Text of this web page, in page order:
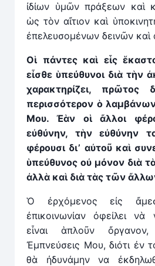
ἰδίων ὑμῶν πράξεων καὶ
ὡς τὸν αἴτιον καὶ
ἐπελευσομένων δεινῶν
Οἱ πάντες καὶ εἷς
εἶσθε ὑπεύθυνοι διὰ τὴν ἀ
χαρακτηρίζει,
περισσότερον ὁ
Μου. Ἐὰν οἱἄλλοι
εὐθύνην, τὴν εὐθύνην
φέρουσι δι’ αὐτοῦ καὶ
ὑπεύθυνος οὐ μόνον διὰ
ἀλλὰ καὶ διὰ τὰς τῶν ἄ
Ὁ ἐρχόμενος εἰς
ἐπικοινωνίαν ὀφείλει
εἶναι ἁπλοῦν
Ἐμπνεύσεις Μου, διότι ἐν
θὰ ἠδυνάμην να